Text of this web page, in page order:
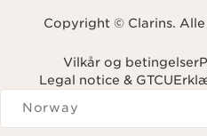
Copyright © Clarins.
Vilkår og betingelser
Legal notice & GTCU
Navigates to
Norway